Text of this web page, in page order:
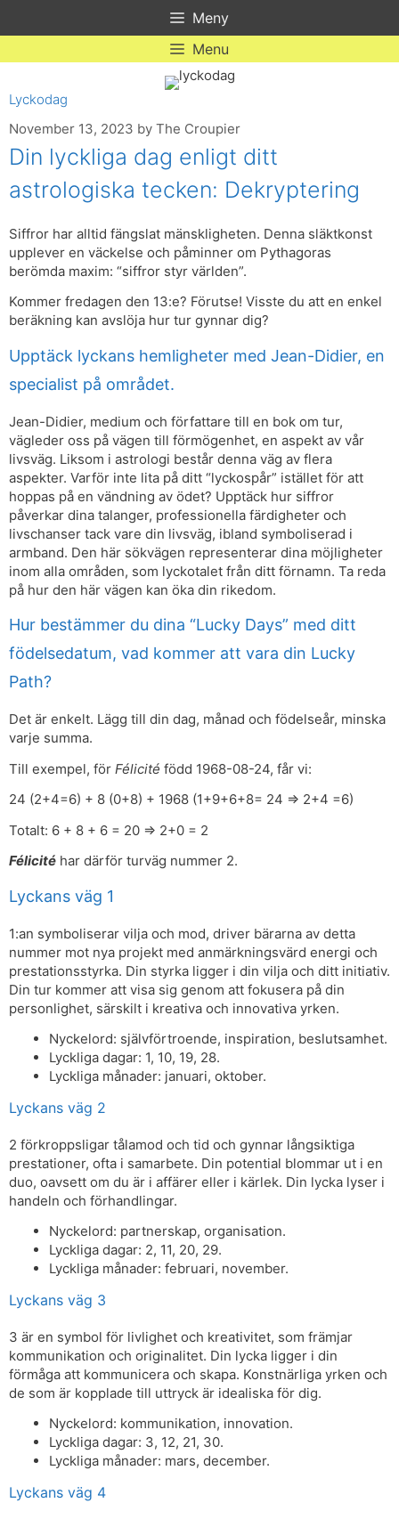
Meny
Menu
Lyckodag
November 13, 2023 by The Croupier
Din lyckliga dag enligt ditt
astrologiska tecken: Dekryptering
Siffror har alltid fängslat mänskligheten. Denna släktkonst
upplever en väckelse och påminner om Pythagoras
berömda maxim: “siffror styr världen”.
Kommer fredagen den 13:e? Förutse! Visste du att en enkel
beräkning kan avslöja hur tur gynnar dig?
Upptäck lyckans hemligheter med Jean-Didier, en
specialist på området.
Jean-Didier, medium och författare till en bok om tur,
vägleder oss på vägen till förmögenhet, en aspekt av vår
livsväg. Liksom i astrologi består denna väg av flera
aspekter. Varför inte lita på ditt “lyckospår” istället för att
hoppas på en vändning av ödet? Upptäck hur siffror
påverkar dina talanger, professionella färdigheter och
livschanser tack vare din livsväg, ibland symboliserad i
armband. Den här sökvägen representerar dina möjligheter
inom alla områden, som lyckotalet från ditt förnamn. Ta reda
på hur den här vägen kan öka din rikedom.
Hur bestämmer du dina “Lucky Days” med ditt
födelsedatum, vad kommer att vara din Lucky
Path?
Det är enkelt. Lägg till din dag, månad och födelseår, minska
varje summa.
Till exempel, för Félicité född 1968-08-24, får vi:
24 (2+4=6) + 8 (0+8) + 1968 (1+9+6+8= 24 => 2+4 =6)
Totalt: 6 + 8 + 6 = 20 => 2+0 = 2
Félicité har därför turväg nummer 2.
Lyckans väg 1
1:an symboliserar vilja och mod, driver bärarna av detta
nummer mot nya projekt med anmärkningsvärd energi och
prestationsstyrka. Din styrka ligger i din vilja och ditt initiativ.
Din tur kommer att visa sig genom att fokusera på din
personlighet, särskilt i kreativa och innovativa yrken.
Nyckelord: självförtroende, inspiration, beslutsamhet.
Lyckliga dagar: 1, 10, 19, 28.
Lyckliga månader: januari, oktober.
Lyckans väg 2
2 förkroppsligar tålamod och tid och gynnar långsiktiga
prestationer, ofta i samarbete. Din potential blommar ut i en
duo, oavsett om du är i affärer eller i kärlek. Din lycka lyser i
handeln och förhandlingar.
Nyckelord: partnerskap, organisation.
Lyckliga dagar: 2, 11, 20, 29.
Lyckliga månader: februari, november.
Lyckans väg 3
3 är en symbol för livlighet och kreativitet, som främjar
kommunikation och originalitet. Din lycka ligger i din
förmåga att kommunicera och skapa. Konstnärliga yrken och
de som är kopplade till uttryck är idealiska för dig.
Nyckelord: kommunikation, innovation.
Lyckliga dagar: 3, 12, 21, 30.
Lyckliga månader: mars, december.
Lyckans väg 4